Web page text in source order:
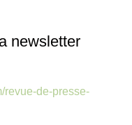
newsletter
revue-de-presse-